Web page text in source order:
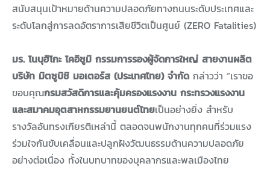
สนับสนุนเป้าหมายด้านความปลอดภัยทางถนนระดับประเทศและ
ระดับโลกสู่การลดอัตราการเสียชีวิตเป็นศูนย์ (ZERO Fatalities)
มร. โนบุฮิโกะ โคอิซูมิ กรรมการรองผู้จัดการใหญ่ สายงานผลิต
บริษัท มิตซูบิชิ มอเตอร์ส (ประเทศไทย) จำกัด กล่าวว่า “เราขอ
ขอบคุณกรมสวัสดิการและคุ้มครองแรงงาน กระทรวงแรงงาน
และสมาคมอุตสาหกรรมยานยนต์ไทยเป็นอย่างยิ่ง สำหรับ
รางวัลอันทรงเกียรติเหล่านี้ ตลอดจนพนักงานทุกคนที่ร่วมแรง
ร่วมใจกันขับเคลื่อนและปลูกฝังวัฒนธรรมด้านความปลอดภัย
อย่างต่อเนื่อง ทั้งในบทบาทของบุคลากรและพลเมืองไทย